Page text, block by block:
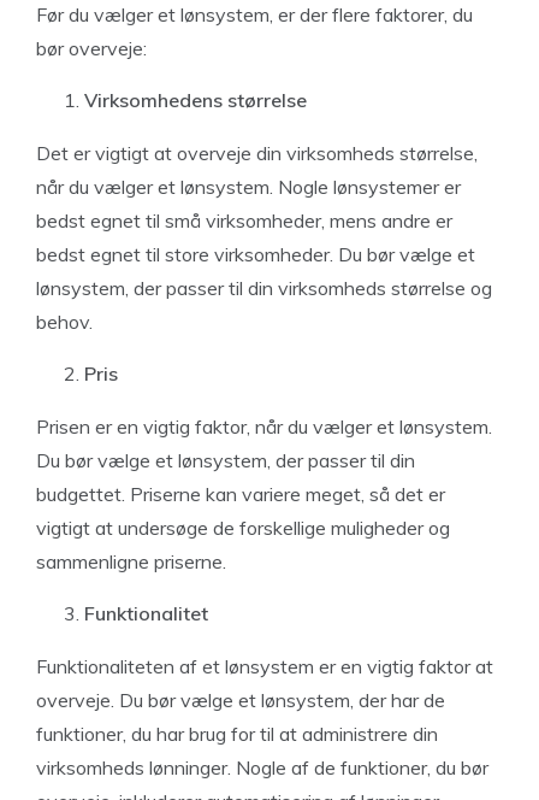
Før du vælger et lønsystem, er der flere faktorer, du
bør overveje:
Virksomhedens størrelse
Det er vigtigt at overveje din virksomheds størrelse,
når du vælger et lønsystem. Nogle lønsystemer er
bedst egnet til små virksomheder, mens andre er
bedst egnet til store virksomheder. Du bør vælge et
lønsystem, der passer til din virksomheds størrelse og
behov.
Pris
Prisen er en vigtig faktor, når du vælger et lønsystem.
Du bør vælge et lønsystem, der passer til din
budgettet. Priserne kan variere meget, så det er
vigtigt at undersøge de forskellige muligheder og
sammenligne priserne.
Funktionalitet
Funktionaliteten af et lønsystem er en vigtig faktor at
overveje. Du bør vælge et lønsystem, der har de
funktioner, du har brug for til at administrere din
virksomheds lønninger. Nogle af de funktioner, du bør